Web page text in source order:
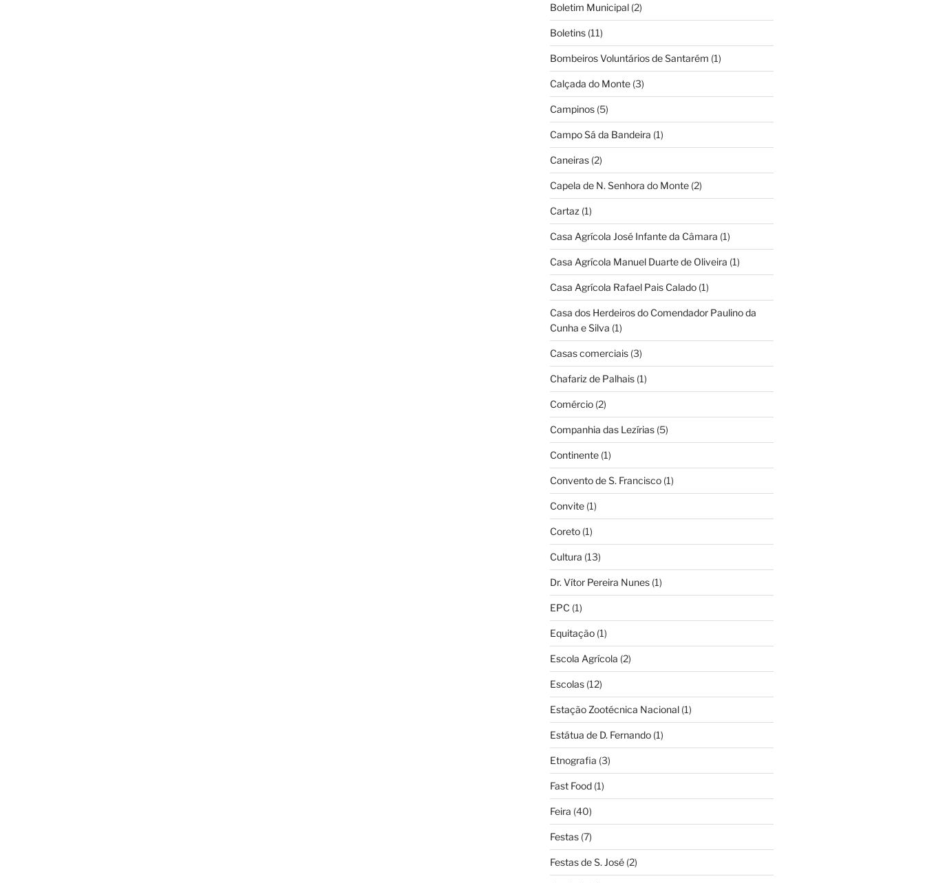
Boletim Municipal(2)
Boletins(11)
Bombeiros Voluntários de Santarém (1)
Calçada do Monte(3)
Campinos(5)
Campo Sá da Bandeira (1)
Caneiras(2)
Capela de N. Senhora do Monte(2)
Cartaz (1)
Casa Agrícola José Infante da Câmara (1)
Casa Agrícola Manuel Duarte de Oliveira (1)
Casa Agrícola Rafael Pais Calado(1)
Casa dos Herdeiros do Comendador Paulino da
Cunha e Silva (1)
Casas comerciais(3)
Chafariz de Palhais(1)
Comércio(2)
Companhia das Lezírias(5)
Continente(1)
Convento de S. Francisco(1)
Convite(1)
Coreto(1)
Cultura (13)
Dr. Vítor Pereira Nunes(1)
EPC (1)
Equitação(1)
Escola Agrícola (2)
Escolas(12)
Estação Zootécnica Nacional(1)
Estátua de D. Fernando(1)
Etnografia (3)
Fast Food(1)
Feira (40)
Festas(7)
Festas de S. José(2)